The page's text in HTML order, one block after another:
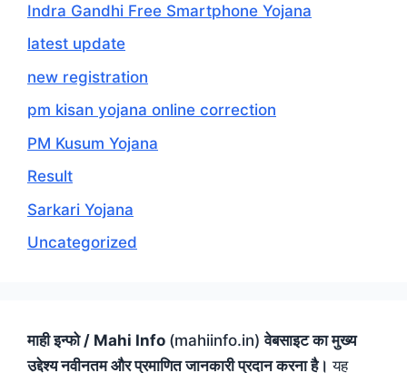
Indra Gandhi Free Smartphone Yojana
latest update
new registration
pm kisan yojana online correction
PM Kusum Yojana
Result
Sarkari Yojana
Uncategorized
माही इन्फो / Mahi Info (mahiinfo.in)वेबसाइट का मुख्य
उद्देश्य नवीनतम और प्रमाणित जानकारी प्रदान करना है। यह